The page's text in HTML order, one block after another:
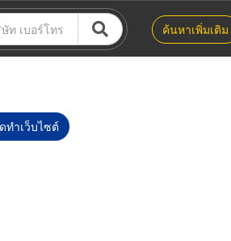
ค้นหาเพิ่มเติม
ทำเว็บไซต์